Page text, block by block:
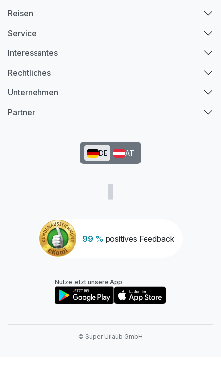
99 % positives Feedback
Reisen
Service
Interessantes
Rechtliches
Unternehmen
Partner
DE AT
Nutze jetzt unsere App
© Super Urlaub GmbH